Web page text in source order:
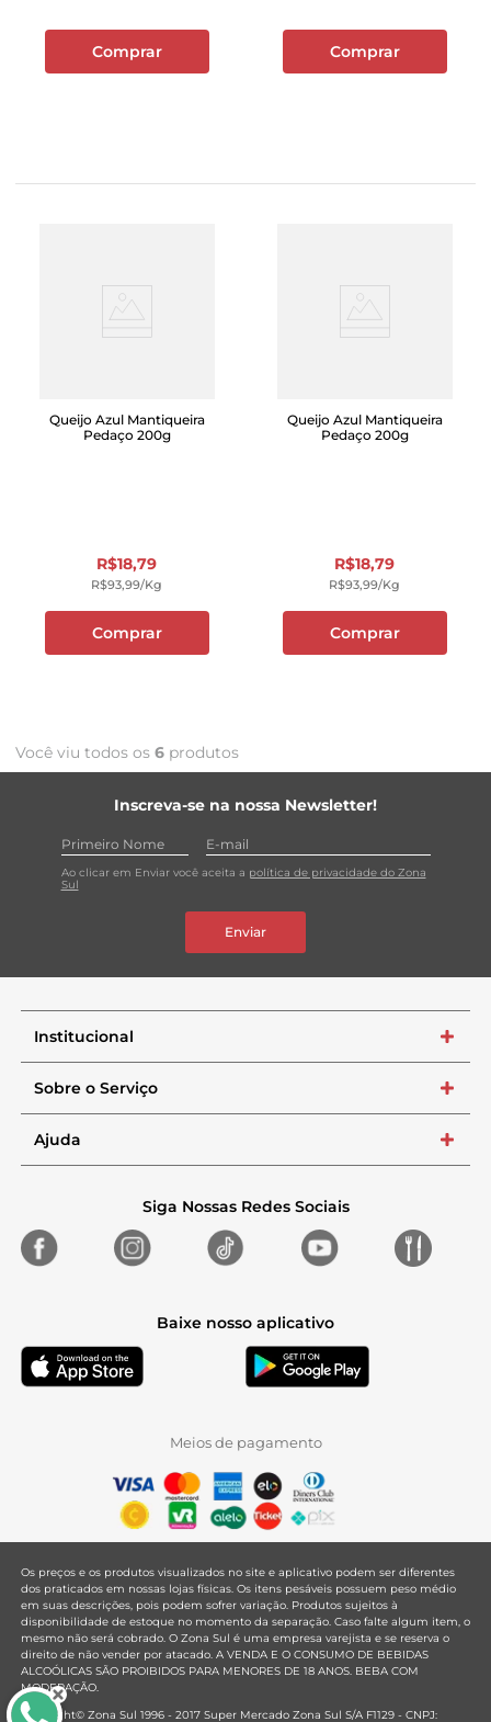
Comprar Comprar
Queijo Azul Mantiqueira
Pedaço 200g
R$18,79
R$93,99/kg
Comprar
Queijo Azul Mantiqueira
Pedaço 200g
R$18,79
R$93,99/kg
Comprar
Você viu todos os 6 produtos
Inscreva-se na nossa Newsletter!
Ao clicar em Enviar você aceita a política de privacidade do Zona
Sul
Enviar
Institucional +
Sobre o Serviço +
Ajuda +
Siga Nossas Redes Sociais
Baixe nosso aplicativo
Meios de pagamento
Os preços e os produtos visualizados no site e aplicativo podem ser diferentes
dos praticados em nossas lojas físicas. Os itens pesáveis possuem peso médio
em suas descrições, pois podem sofrer variação. Produtos sujeitos à
disponibilidade de estoque no momento da separação. Caso falte algum item, o
mesmo não será cobrado. O Zona Sul é uma empresa varejista e se reserva o
direito de não vender por atacado. A VENDA E O CONSUMO DE BEBIDAS
ALCOÓLICAS SÃO PROIBIDOS PARA MENORES DE 18 ANOS. BEBA COM
MODERAÇÃO.
Copyright© Zona Sul 1996 - 2017 Super Mercado Zona Sul S/A F1129 - CNPJ: